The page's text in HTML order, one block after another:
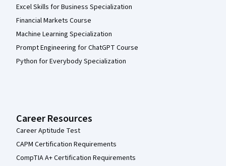
Excel Skills for Business Specialization
Financial Markets Course
Machine Learning Specialization
Prompt Engineering for ChatGPT Course
Python for Everybody Specialization
Career Resources
Career Aptitude Test
CAPM Certification Requirements
CompTIA A+ Certification Requirements